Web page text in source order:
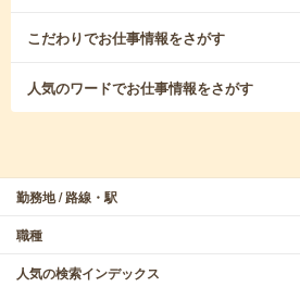
こだわりでお仕事情報をさがす
人気のワードでお仕事情報をさがす
勤務地 / 路線・駅
職種
人気の検索インデックス